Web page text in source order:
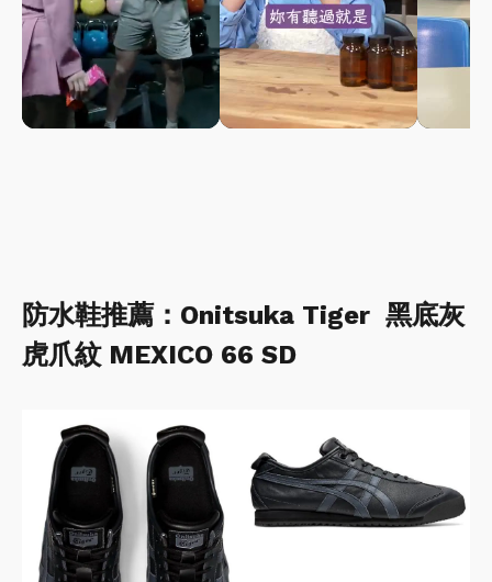
防水鞋推薦：Onitsuka Tiger 黑底灰
虎爪紋 MEXICO 66 SD